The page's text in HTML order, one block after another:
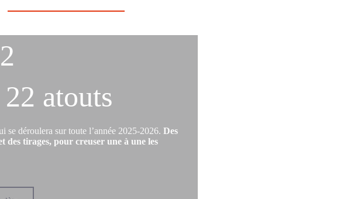
atouts
se déroulera sur toute l’année 2025-2026.Des
des tirages, pour creuser une à une les